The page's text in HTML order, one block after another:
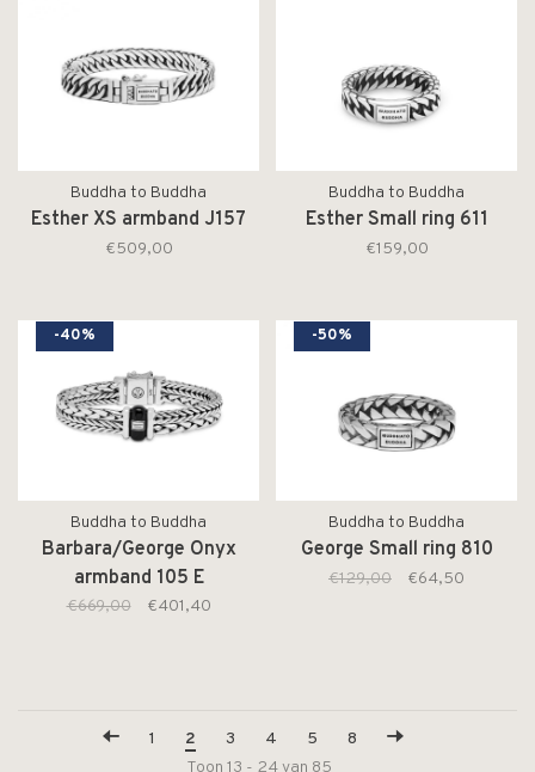
Buddha to Buddha
Esther XS armband J157
€509,00
Buddha to Buddha
Esther Small ring 611
€159,00
-40%
Buddha to Buddha
Barbara/George Onyx
armband 105 E
€669,00 €401,40
-50%
Buddha to Buddha
George Small ring 810
€129,00 €64,50
1 2 3 4 5
8
Toon 13 - 24 van 85